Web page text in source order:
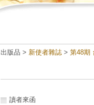
出版品 > 新使者雜誌 > 第48期
讀者來函